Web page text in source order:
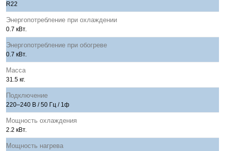
R22
Энергопотребление при охлаждении
0.7 кВт.
Энергопотребление при обогреве
0.7 кВт.
Масса
31.5 кг.
Подключение
220–240 В / 50 Гц / 1ф
Мощность охлаждения
2.2 кВт.
Мощность нагрева